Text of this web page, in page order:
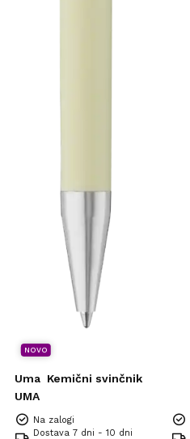
NOVO
Uma Kemični svinčnik
UMA
Na zalogi
Dostava 7 dni - 10 dni